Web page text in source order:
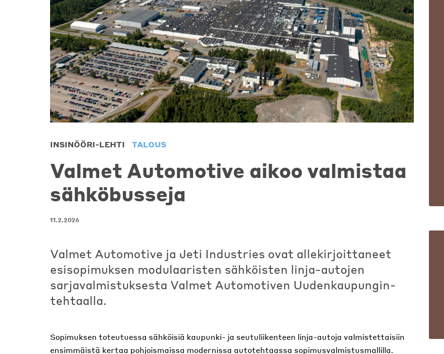
INSINÖÖRI-LEHTI TALOUS
Valmet Automotive aikoo valmistaa
sähköbusseja
11.2.2026
Valmet Automotive ja Jeti Industries ovat allekirjoittaneet
esisopimuksen modulaaristen sähköisten linja-autojen
sarjavalmistuksesta Valmet Automotiven Uudenkaupungin-
tehtaalla.
Sopimuksen toteutuessa sähköisiä kaupunki- ja seutuliikenteen linja-autoja valmistettaisiin
ensimmäistä kertaa pohjoismaissa modernissa autotehtaassa sopimusvalmistusmallilla.